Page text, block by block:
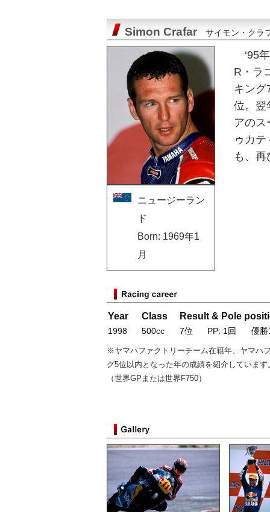
Simon Crafar サイモン・クラ
ニュージーラン
ド
Born: 1969年1
月
‘95
R・ラ
キング
位。翌
アのス
ゥカ
も、
Year Class Result & Pole
1998 500cc 7位 PP: 1回 優勝
※ヤマハファクトリーチーム在籍年、ヤマハ
グ5位以内となった年の成績を紹介しています
（世界GPまたは世界F750）